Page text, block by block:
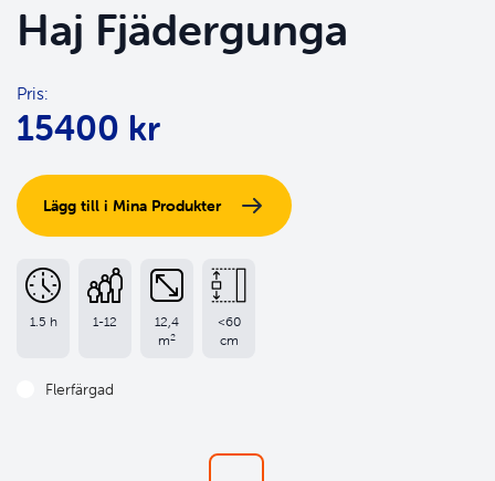
Haj Fjädergunga
Pris:
15400 kr
1.5 h 1-12
12,4
m2
<60
cm
Flerfärgad